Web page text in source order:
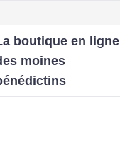
boutique en ligne
moines